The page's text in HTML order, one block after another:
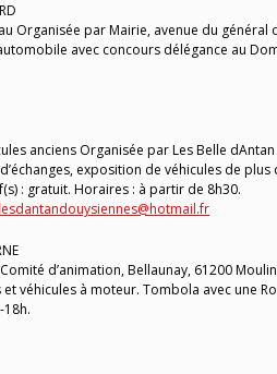
Organisée par Mairie, avenue du général
avec concours délégance au
anciens Organisée par Les Belle
exposition de véhicules de
: gratuit. Horaires : à partir de 8h30.
d’animation, Bellaunay, 61200
véhicules à moteur. Tombola avec une